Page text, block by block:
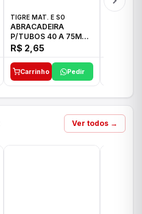
TIGRE MAT. E SO
ABRACADEIRA
P/TUBOS 40 A 75MM
TIGRE
R$ 2,65
Carrinho Pedir
Ver todos →